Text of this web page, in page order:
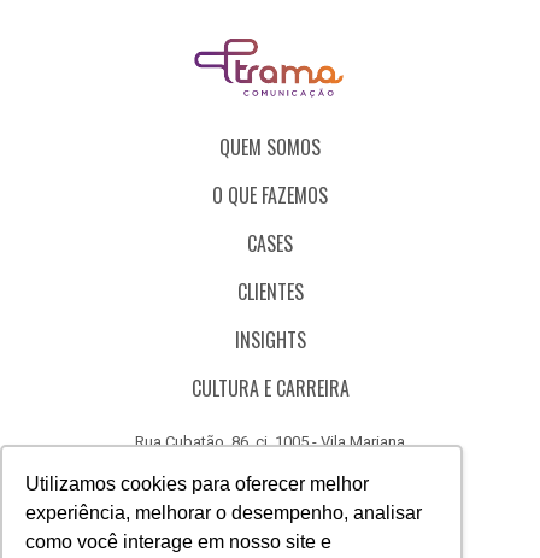
Utilizamos cookies para oferecer melhor
experiência, melhorar o desempenho, analisar
como você interage em nosso site e
QUEM SOMOS
O QUE FAZEMOS
CASES
CLIENTES
INSIGHTS
CULTURA E CARREIRA
Rua Cubatão, 86, cj. 1005 - Vila Mariana
CÓDIGO DE ÉTICA